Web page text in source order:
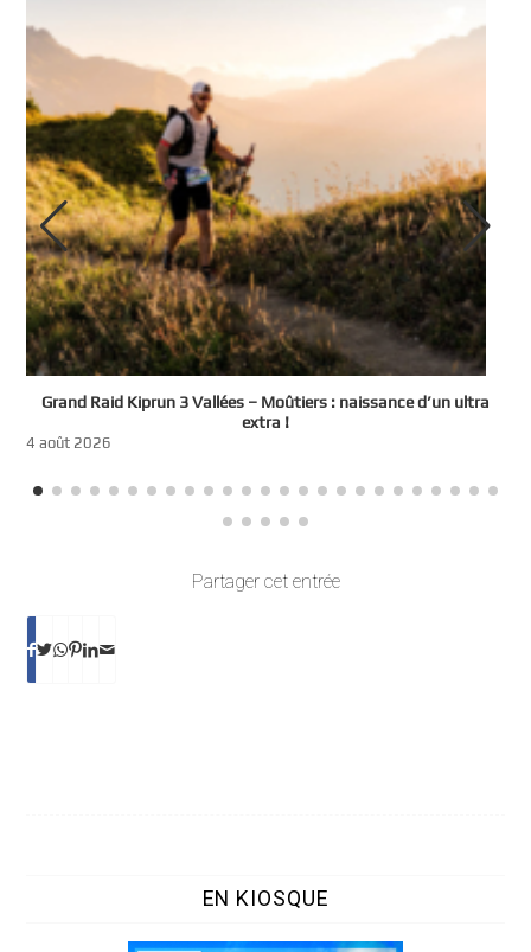
Grand Raid Kiprun 3 Vallées – Moûtiers : naissance d’un ultra
extra !
4 août 2026
Partager cet entrée
EN KIOSQUE